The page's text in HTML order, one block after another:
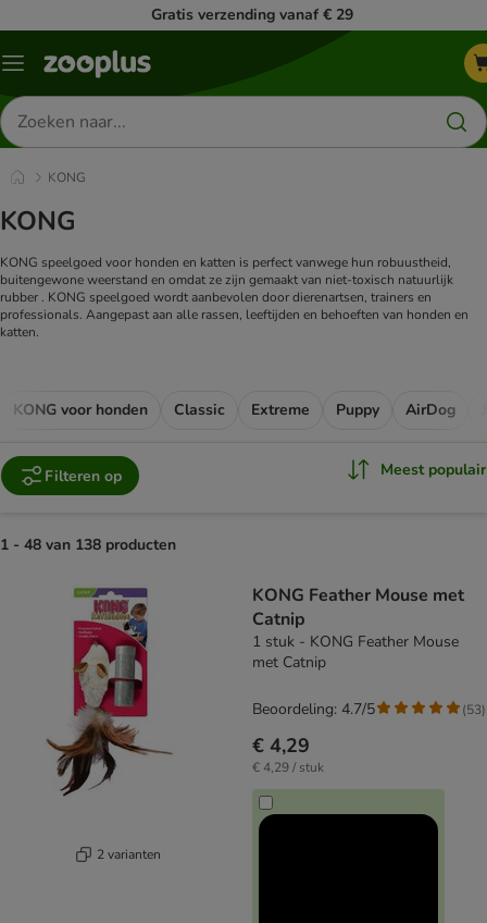
Gratis verzending vanaf € 29
Menu
Zoeken
naar
producten
KONG
KONG
KONG speelgoed voor honden en katten is perfect vanwege hun robuustheid,
buitengewone weerstand en omdat ze zijn gemaakt van niet-toxisch natuurlijk
rubber . KONG speelgoed wordt aanbevolen door dierenartsen, trainers en
professionals. Aangepast aan alle rassen, leeftijden en behoeften van honden en
katten.
KONG voor honden Classic Extreme Puppy AirDog
Filteren op Meest populair
1 - 48 van 138 producten
2 varianten
KONG Feather Mouse met
Catnip
1 stuk - KONG Feather Mouse
met Catnip
€ 4,29
€ 4,29 / stuk
Beoordeling: 4.7/5 (53)